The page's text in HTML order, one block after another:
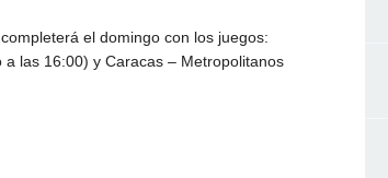
el domingo con los juegos:
las 16:00) y Caracas – Metropolitanos